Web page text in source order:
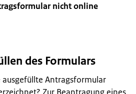
nicht online
des Formulars
ausgefüllte Antragsformular